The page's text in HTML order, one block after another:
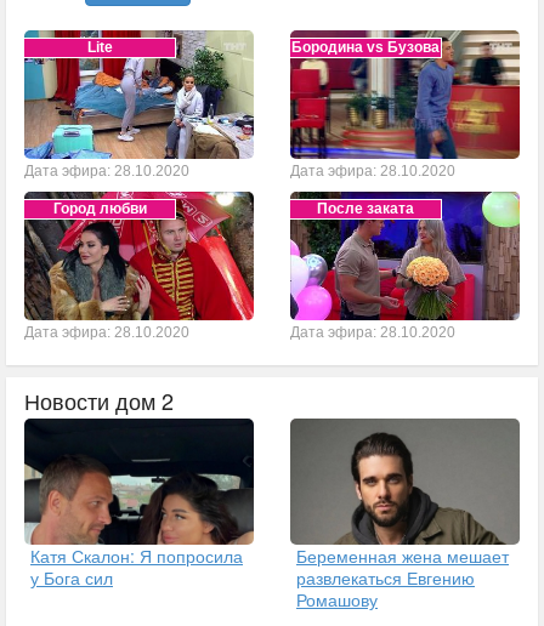
Lite
Дата эфира: 28.10.2020
Бородина vs Бузова
Дата эфира: 28.10.2020
Город любви
Дата эфира: 28.10.2020
После заката
Дата эфира: 28.10.2020
Новости дом 2
Катя Скалон: Я попросила
у Бога сил
Беременная жена мешает
развлекаться Евгению
Ромашову